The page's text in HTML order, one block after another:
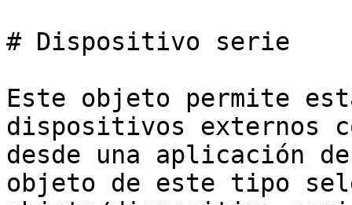
# Dispositivo serie
Este objeto permite
dispositivos externos
desde una aplicación
objeto de este tipo